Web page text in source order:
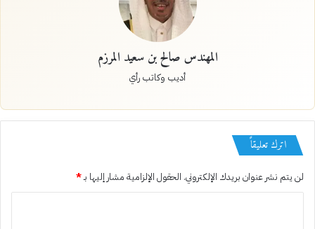
المهندس صالح بن سعيد المرزم
أديب وكاتب رأي
اترك تعليقاً
لن يتم نشر عنوان بريدك الإلكتروني. الحقول الإلزامية مشار إليها بـ*